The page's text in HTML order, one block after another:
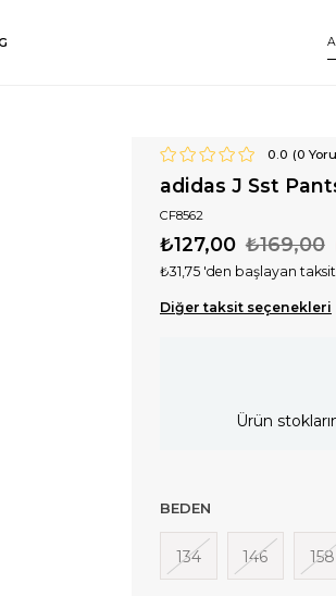
0.0 (0
adidas J Sst
CF8562
₺169,00
₺127,00
₺31,75 'den başlayan
Diğer taksit seçenekleri
Ürün
BEDEN
134 146 158